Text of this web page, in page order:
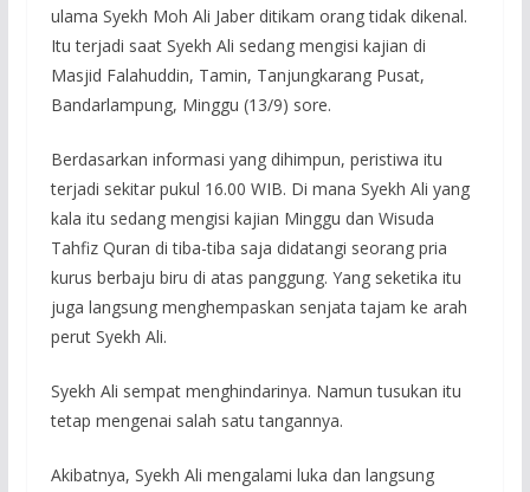
ulama Syekh Moh Ali Jaber ditikam orang tidak dikenal.
Itu terjadi saat Syekh Ali sedang mengisi kajian di
Masjid Falahuddin, Tamin, Tanjungkarang Pusat,
Bandarlampung, Minggu (13/9) sore.
Berdasarkan informasi yang dihimpun, peristiwa itu
terjadi sekitar pukul 16.00 WIB. Di mana Syekh Ali yang
kala itu sedang mengisi kajian Minggu dan Wisuda
Tahfiz Quran di tiba-tiba saja didatangi seorang pria
kurus berbaju biru di atas panggung. Yang seketika itu
juga langsung menghempaskan senjata tajam ke arah
perut Syekh Ali.
Syekh Ali sempat menghindarinya. Namun tusukan itu
tetap mengenai salah satu tangannya.
Akibatnya, Syekh Ali mengalami luka dan langsung